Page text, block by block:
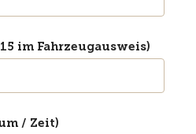
im Fahrzeugausweis)
/ Zeit)